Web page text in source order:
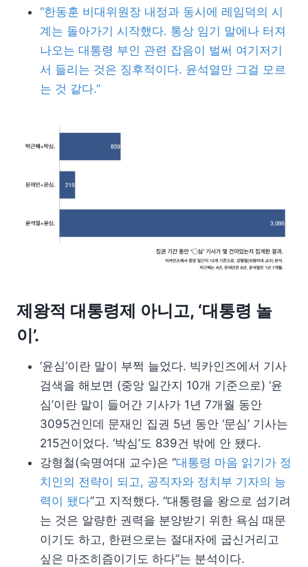
“한동훈 비대위원장 내정과 동시에 레임덕의 시
계는 돌아가기 시작했다. 통상 임기 말에나 터져
나오는 대통령 부인 관련 잡음이 벌써 여기저기
서 들리는 것은 징후적이다. 윤석열만 그걸 모르
는 것 같다.”
제왕적 대통령제 아니고, ‘대통령 놀
이’.
‘윤심’이란 말이 부쩍 늘었다. 빅카인즈에서 기사
검색을 해보면 (중앙 일간지 10개 기준으로) ‘윤
심’이란 말이 들어간 기사가 1년 7개월 동안
3095건인데 문재인 집권 5년 동안 ‘문심’ 기사는
215건이었다. ‘박심’도 839건 밖에 안 됐다.
강형철(숙명여대 교수)은 “대통령 마음 읽기가 정
치인의 전략이 되고, 공직자와 정치부 기자의 능
력이 됐다”고 지적했다. “대통령을 왕으로 섬기려
는 것은 알량한 권력을 분양받기 위한 욕심 때문
이기도 하고, 한편으로는 절대자에 굽신거리고
싶은 마조히즘이기도 하다”는 분석이다.